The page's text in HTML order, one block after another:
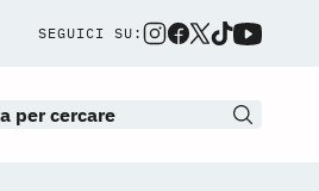
SEGUICI SU: